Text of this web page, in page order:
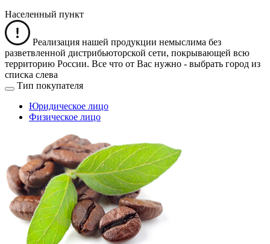
Населенный пункт
Реализация нашей продукции немыслима без
разветвленной дистрибьюторской сети, покрывающей всю
территорию России. Все что от Вас нужно - выбрать город из
списка слева
Тип покупателя
Юридическое лицо
Физическое лицо